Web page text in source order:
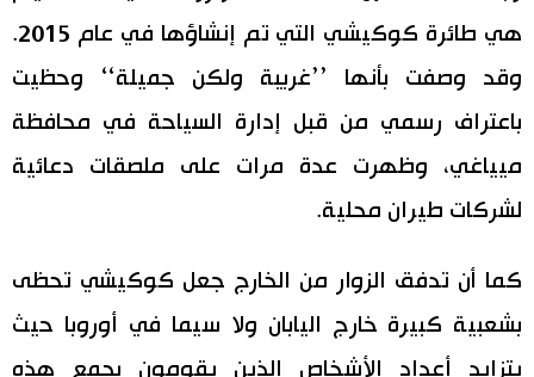
هي طائرة كوكيشي التي تم إنشاؤها في عام 2015.
وقد وصفت بأنها ’’غريبة ولكن جميلة‘‘ وحظيت
باعتراف رسمي من قبل إدارة السياحة في محافظة
ميياغي، وظهرت عدة مرات على ملصقات دعائية
لشركات طيران محلية.
كما أن تدفق الزوار من الخارج جعل كوكيشي تحظى
بشعبية كبيرة خارج اليابان ولا سيما في أوروبا حيث
يتزايد أعداد الأشخاص الذين يقومون بجمع هذه